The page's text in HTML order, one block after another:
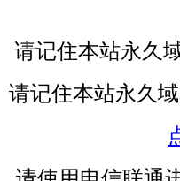
请记住本站永久
请记住本站永久